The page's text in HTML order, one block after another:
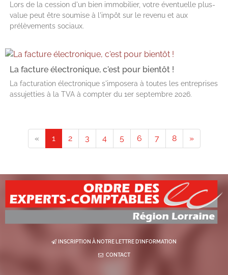
Lors de la cession d'un bien immobilier, votre éventuelle plus-
value peut être soumise à l'impôt sur le revenu et aux
prélèvements sociaux.
La facture électronique, c'est pour bientôt !
La facturation électronique s'imposera à toutes les entreprises
assujetties à la TVA à compter du 1er septembre 2026.
« 1 2 3 4 5 6 7 8 »
INSCRIPTION À NOTRE LETTRE D'INFORMATION
CONTACT